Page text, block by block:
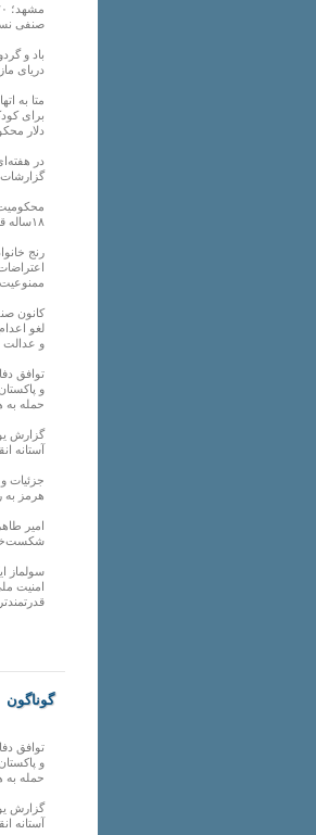
صنفی
باد و
دریای
متا به
دلار
در
۱۸ساله قزوینی به ۹سال حبس
رنج
کانون
لغو
و
توافق
و
حمله
گزارش
آستانه
جزئیات
هرمز به
امیر
سولماز
امنیت
گوناگون
توافق
و
حمله
گزارش
آستانه